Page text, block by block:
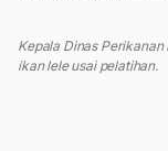
Kepala Dinas
ikan lele usai pelatihan.